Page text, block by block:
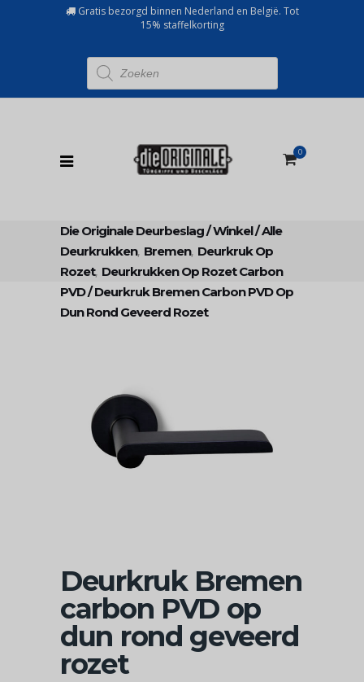
Gratis bezorgd binnen Nederland en België. Tot
15% staffelkorting
Producten
zoeken
0
Die Originale Deurbeslag/Winkel/Alle
Deurkrukken, Bremen, Deurkruk Op
Rozet, Deurkrukken Op Rozet Carbon
PVD/Deurkruk Bremen Carbon PVD Op
Dun Rond Geveerd Rozet
Deurkruk Bremen
carbon PVD op
dun rond geveerd
rozet